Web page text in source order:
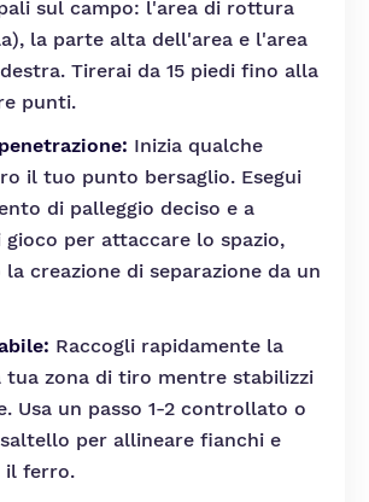
sul campo: l'area di rottura
la parte alta dell'area e l'area
Tirerai da 15 piedi fino alla
punti.
Inizia qualche
il tuo punto bersaglio. Esegui
di palleggio deciso e a
per attaccare lo spazio,
creazione di separazione da un
Raccogli rapidamente la
tua zona di tiro mentre stabilizzi
Usa un passo 1-2 controllato o
per allineare fianchi e
il ferro.